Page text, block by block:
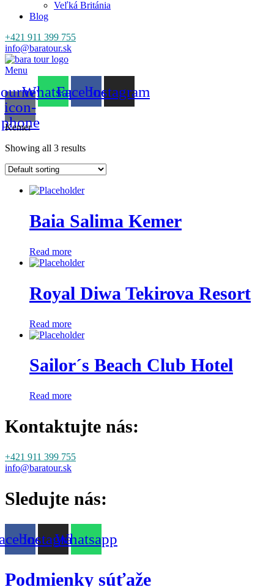
Veľká Británia
Blog
+421 911 399 755
info@baratour.sk
Menu
icon-
phone
WhatsappFacebookInstagram
Kemer
Showing all 3 results
Baia Salima Kemer
Read more
Royal Diwa Tekirova Resort
Read more
Sailor´s Beach Club Hotel
Read more
Kontaktujte nás:
+421 911 399 755
info@baratour.sk
Sledujte nás:
InstagramWhatsapp
Podmienky súťaže